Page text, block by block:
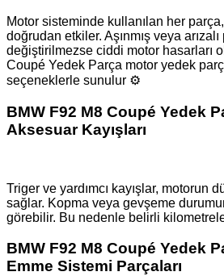
Motor sisteminde kullanılan her parça,
doğrudan etkiler. Aşınmış veya
değiştirilmezse ciddi motor hasarları
Coupé Yedek Parça motor yedek
seçeneklerle sunulur ⚙️
BMW F92 M8 Coupé Yedek
Aksesuar Kayışları
Triger ve yardımcı kayışlar, motorun
sağlar. Kopma veya gevşeme
görebilir. Bu nedenle belirli
BMW F92 M8 Coupé Yedek
Emme Sistemi Parçaları